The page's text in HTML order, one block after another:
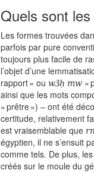
Quels sont
Les formes trouvées
parfois par pure
toujours plus facile de
l’objet d’une
rapport » ou wꜣḥ mw «
ainsi que les mots
« prêtre ») – ont été
certitude, relativement
est vraisemblable que
égyptien, il ne s’ensuit
comme tels. De plus,
créés sur le moule du